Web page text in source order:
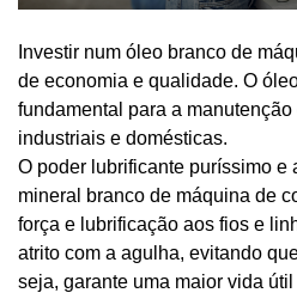
Investir num óleo branco de
de economia e qualidade. O
fundamental para a
industriais e domésticas.
O poder lubrificante puríssimo e
mineral branco de máquina de
força e lubrificação aos fios e
atrito com a agulha, evitando
seja, garante uma maior vida